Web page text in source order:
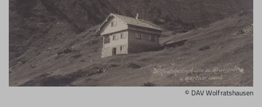
© DAV Wolfratshausen